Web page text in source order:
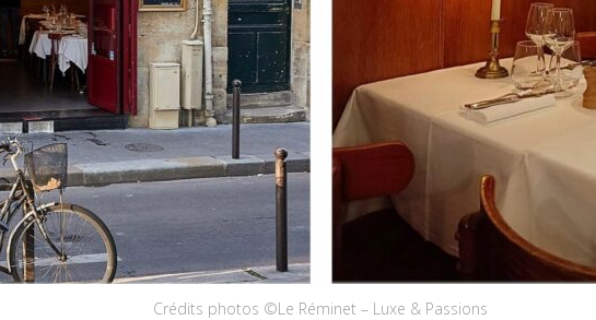
Crédits photos ©Le Réminet – Luxe & Passions